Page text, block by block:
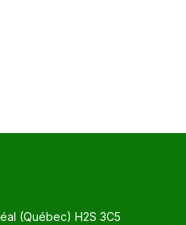
(Québec) H2S 3C5